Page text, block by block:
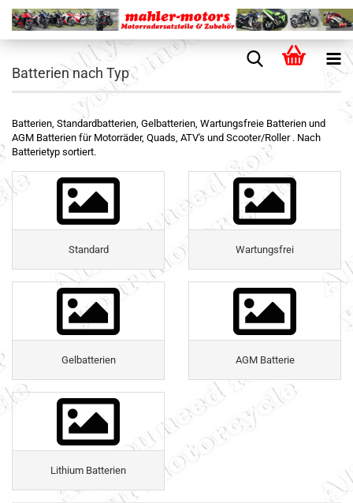
Batterien nach Typ
Batterien, Standardbatterien, Gelbatterien, Wartungsfreie Batterien und
AGM Batterien für Motorräder, Quads, ATV's und Scooter/Roller . Nach
Batterietyp sortiert.
Standard Wartungsfrei
Gelbatterien AGM Batterie
Lithium Batterien